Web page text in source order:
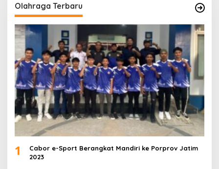
Olahraga Terbaru
1
Cabor e-Sport Berangkat Mandiri ke Porprov Jatim
2023